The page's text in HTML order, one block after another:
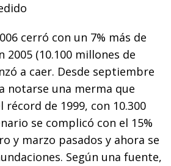
cerró con un 7% más de
2005 (10.100 millones de
a caer. Desde septiembre
notarse una merma que
de 1999, con 10.300
se complicó con el 15%
y marzo pasados y ahora se
Según una fuente,